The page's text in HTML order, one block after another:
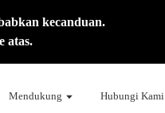
kecanduan.
atas.
Mendukung Hubungi Kami